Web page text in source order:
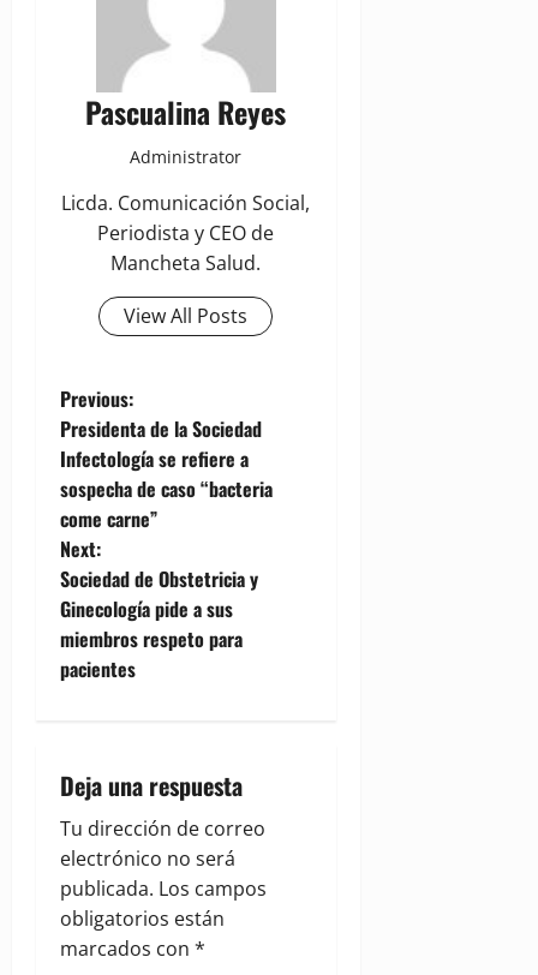
Pascualina Reyes
Administrator
Licda. Comunicación Social,
Periodista y CEO de
Mancheta Salud.
View All Posts
P
o
s
t
n
a
i
g
a
t
i
Previous:
Presidenta de la Sociedad
Infectología se refiere a
sospecha de caso “bacteria
come carne”
Next:
Sociedad de Obstetricia y
Ginecología pide a sus
miembros respeto para
pacientes
Deja una respuesta
Tu dirección de correo
electrónico no será
publicada. Los campos
obligatorios están
marcados con *